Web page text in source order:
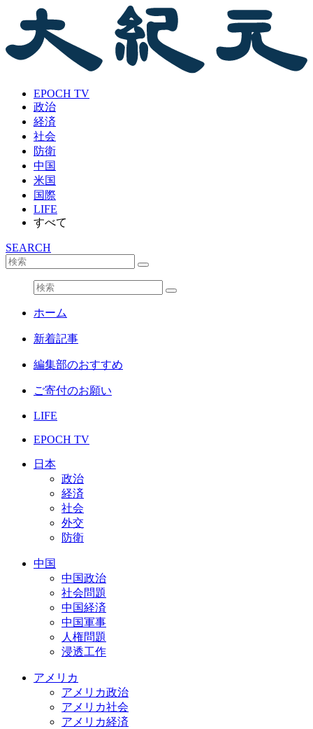
EPOCH TV
政治
経済
社会
防衛
中国
米国
国際
LIFE
すべて
SEARCH
ホーム
新着記事
編集部のおすすめ
ご寄付のお願い
LIFE
EPOCH TV
日本
政治
経済
社会
外交
防衛
中国
中国政治
社会問題
中国経済
中国軍事
人権問題
浸透工作
アメリカ
アメリカ政治
アメリカ社会
アメリカ経済